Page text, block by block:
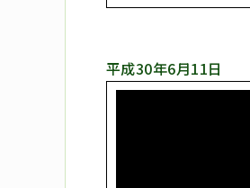
平成30年6月11日